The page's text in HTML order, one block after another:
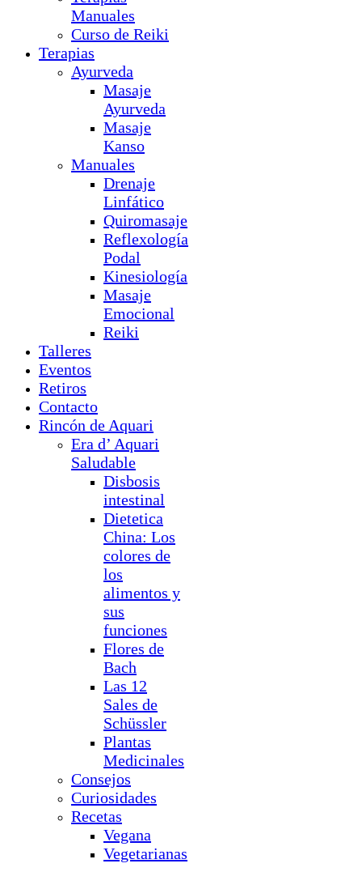
Manuales
Curso de Reiki
Terapias
Ayurveda
Masaje
Ayurveda
Masaje
Kanso
Manuales
Drenaje
Linfático
Quiromasaje
Reflexología
Podal
Kinesiología
Masaje
Emocional
Reiki
Talleres
Eventos
Retiros
Contacto
Rincón de Aquari
Era d’ Aquari
Saludable
Disbosis
intestinal
Dietetica
China: Los
colores de
los
alimentos y
sus
funciones
Flores de
Bach
Las 12
Sales de
Schüssler
Plantas
Medicinales
Consejos
Curiosidades
Recetas
Vegana
Vegetarianas